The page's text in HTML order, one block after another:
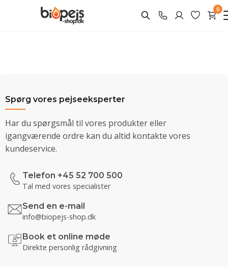
0
Spørg vores pejseeksperter
Har du spørgsmål til vores produkter eller
igangværende ordre kan du altid kontakte vores
kundeservice.
Telefon +45 52 700 500
Tal med vores specialister
Send en e-mail
info@biopejs-shop.dk
Book et online møde
Direkte personlig rådgivning